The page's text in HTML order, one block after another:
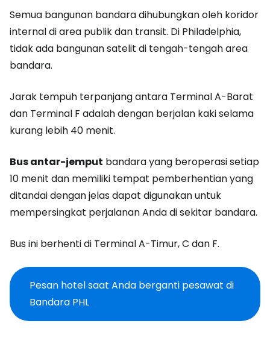
Semua bangunan bandara dihubungkan oleh koridor
internal di area publik dan transit. Di Philadelphia,
tidak ada bangunan satelit di tengah-tengah area
bandara.
Jarak tempuh terpanjang antara Terminal A-Barat
dan Terminal F adalah dengan berjalan kaki selama
kurang lebih 40 menit.
Bus antar-jemput bandara yang beroperasi setiap
10 menit dan memiliki tempat pemberhentian yang
ditandai dengan jelas dapat digunakan untuk
mempersingkat perjalanan Anda di sekitar bandara.
Bus ini berhenti di Terminal A-Timur, C dan F.
Pesan hotel saat Anda berganti pesawat di
Bandara PHL